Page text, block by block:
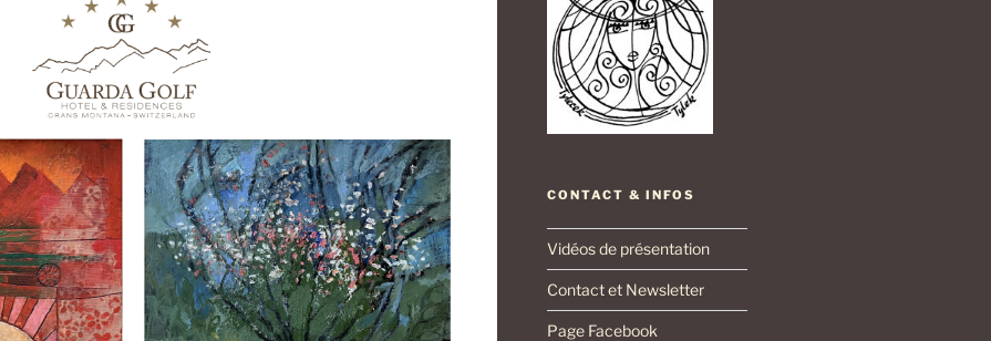
CONTACT & INFOS
Vidéos de présentation
Contact et Newsletter
Page Facebook